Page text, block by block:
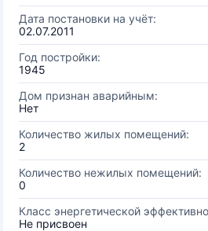
Дата постановки на учёт:
02.07.2011
Год постройки:
1945
Дом признан аварийным:
Нет
Количество жилых помещений:
2
Количество нежилых помещений:
0
Класс энергетической
Не присвоен